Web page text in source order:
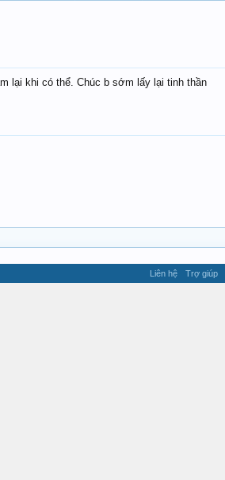
lại khi có thể. Chúc b sớm lấy lại tinh thần
Liên hệ Trợ giúp